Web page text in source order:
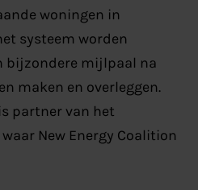
woningen in
systeem worden
bijzondere mijlpaal na
maken en overleggen.
partner van het
waar New Energy Coalition